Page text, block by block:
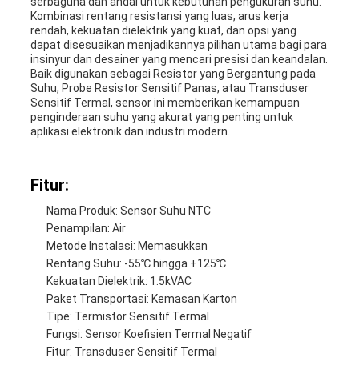
Kombinasi rentang resistansi yang luas, arus kerja
rendah, kekuatan dielektrik yang kuat, dan opsi yang
dapat disesuaikan menjadikannya pilihan utama bagi para
insinyur dan desainer yang mencari presisi dan keandalan.
Baik digunakan sebagai Resistor yang Bergantung pada
Suhu, Probe Resistor Sensitif Panas, atau Transduser
Sensitif Termal, sensor ini memberikan kemampuan
penginderaan suhu yang akurat yang penting untuk
aplikasi elektronik dan industri modern.
Fitur:
Nama Produk: Sensor Suhu NTC
Penampilan: Air
Metode Instalasi: Memasukkan
Rentang Suhu: -55℃ hingga +125℃
Kekuatan Dielektrik: 1.5kVAC
Paket Transportasi: Kemasan Karton
Tipe: Termistor Sensitif Termal
Fungsi: Sensor Koefisien Termal Negatif
Fitur: Transduser Sensitif Termal